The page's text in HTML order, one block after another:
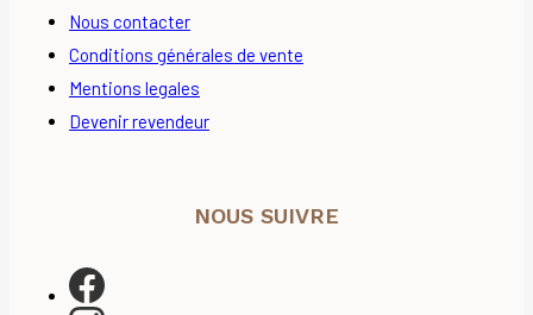
Nous contacter
Conditions générales de vente
Mentions legales
Devenir revendeur
NOUS SUIVRE